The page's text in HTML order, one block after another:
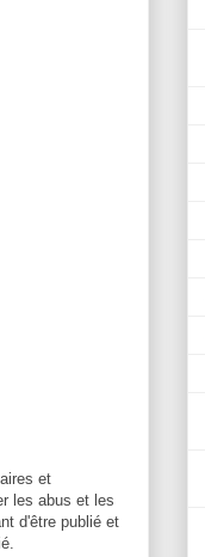
et
les abus et les
d'être publié et